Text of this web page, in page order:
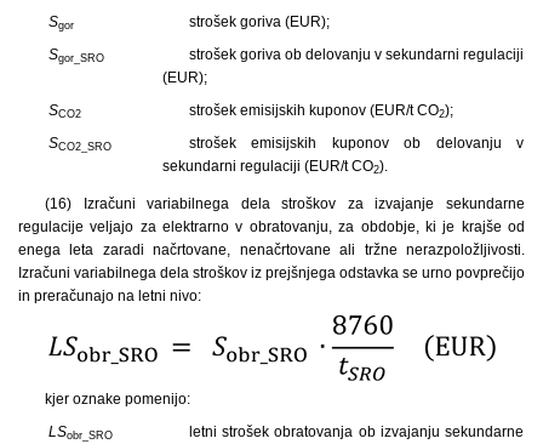
Sgor
strošek goriva (EUR);
Sgor_SRO
strošek goriva ob delovanju v sekundarni regulaciji
(EUR);
SCO2 strošek emisijskih kuponov (EUR/t CO2);
SCO2_SRO
strošek emisijskih kuponov ob delovanju v
sekundarni regulaciji (EUR/t CO2).
(16) Izračuni variabilnega dela stroškov za izvajanje sekundarne
regulacije veljajo za elektrarno v obratovanju, za obdobje, ki je krajše od
enega leta zaradi načrtovane, nenačrtovane ali tržne nerazpoložljivosti.
Izračuni variabilnega dela stroškov iz prejšnjega odstavka se urno povprečijo
in preračunajo na letni nivo:
kjer oznake pomenijo:
LSobr_SRO
letni strošek obratovanja ob izvajanju sekundarne